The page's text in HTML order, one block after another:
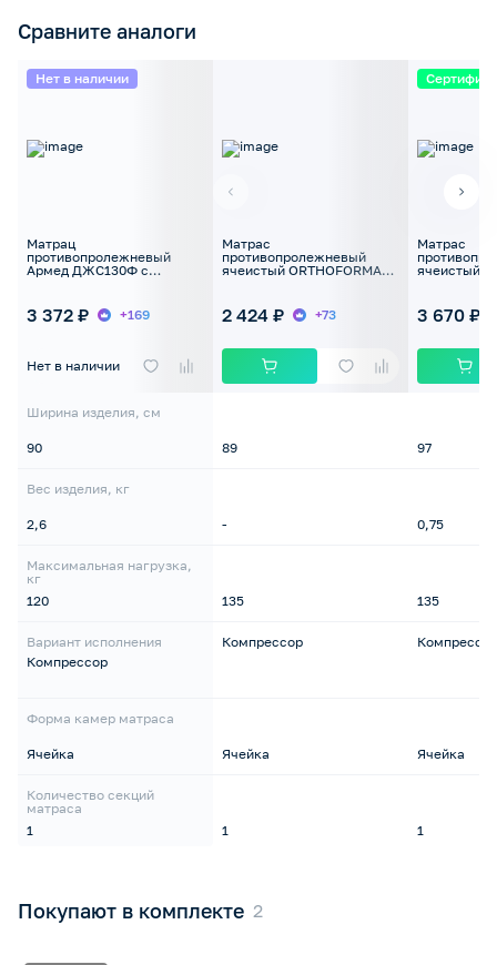
Сравните аналоги
Нет в наличии
Матрац
противопролежневый
Армед ДЖС130Ф с
3 372 ₽ +169
Нет в наличии
Ширина изделия, см
90
Вес изделия, кг
2,6
Максимальная нагрузка,
кг
120
Вариант исполнения
Компрессор
Форма камер матраса
Ячейка
Количество секций
матраса
1
Матрас
противопролежневый
ячеистый ORTHOFORMA
2 424 ₽ +73
89
-
135
Компрессор
Ячейка
1
Матрас
ячеистый
3 670 ₽
97
0,75
135
Компрессор
Ячейка
1
Покупают в комплекте